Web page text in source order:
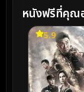
หนังฟรีที่คุณ
5.9